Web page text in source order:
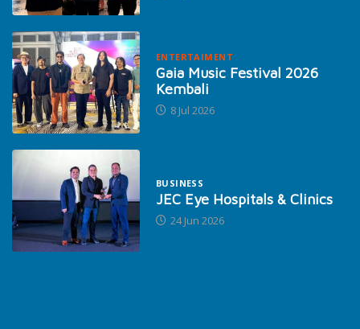
ENTERTAIMENT
Gaia Music Festival 2026
Kembali
8 Jul 2026
BUSINESS
JEC Eye Hospitals & Clinics
24 Jun 2026